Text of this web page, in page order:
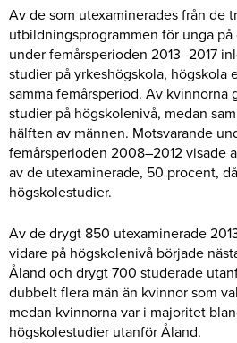
Av de som utexaminerades från de
utbildningsprogrammen för unga
under femårsperioden 2013–2017
studier på yrkeshögskola, högskola
samma femårsperiod. Av
studier på högskolenivå, medan
hälften av männen. Motsvarande
femårsperioden 2008–2012 visade
av de utexaminerade, 50 procent,
högskolestudier.
Av de drygt 850 utexaminerade
vidare på högskolenivå började
Åland och drygt 700 studerade
dubbelt flera män än kvinnor som
medan kvinnorna var i majoritet
högskolestudier utanför Åland.